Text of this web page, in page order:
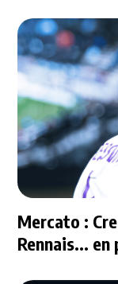
Mercato :
Rennais...